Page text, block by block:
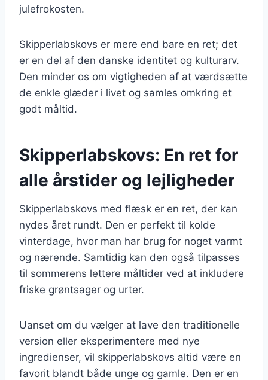
julefrokosten.
Skipperlabskovs er mere end bare en ret; det
er en del af den danske identitet og kulturarv.
Den minder os om vigtigheden af at værdsætte
de enkle glæder i livet og samles omkring et
godt måltid.
Skipperlabskovs: En ret for
alle årstider og lejligheder
Skipperlabskovs med flæsk er en ret, der kan
nydes året rundt. Den er perfekt til kolde
vinterdage, hvor man har brug for noget varmt
og nærende. Samtidig kan den også tilpasses
til sommerens lettere måltider ved at inkludere
friske grøntsager og urter.
Uanset om du vælger at lave den traditionelle
version eller eksperimentere med nye
ingredienser, vil skipperlabskovs altid være en
favorit blandt både unge og gamle. Den er en